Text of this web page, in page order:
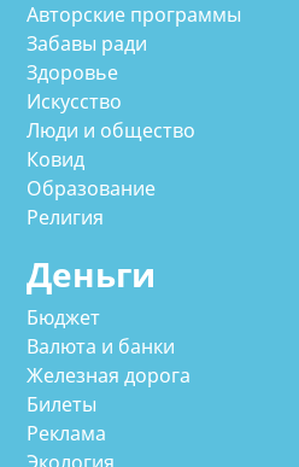
Авторские программы
Забавы ради
Здоровье
Искусство
Люди и общество
Ковид
Образование
Религия
Деньги
Бюджет
Валюта и банки
Железная дорога
Билеты
Реклама